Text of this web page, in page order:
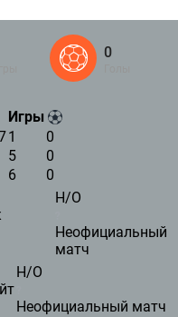
0
Игры
1
0
5
0
6 0
Н/О
Неофициальный
матч
Н/О
Неофициальный матч